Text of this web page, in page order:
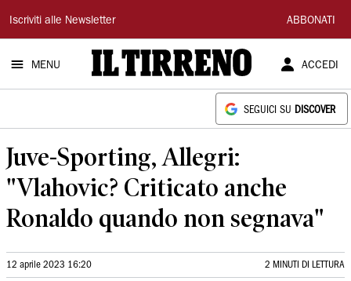
Il
Tirreno
Iscriviti alle Newsletter ABBONATI
MENU ACCEDI
SEGUICI SU DISCOVER
Juve-Sporting, Allegri:
"Vlahovic? Criticato anche
Ronaldo quando non segnava"
12 aprile 2023 16:20 2 MINUTI DI LETTURA